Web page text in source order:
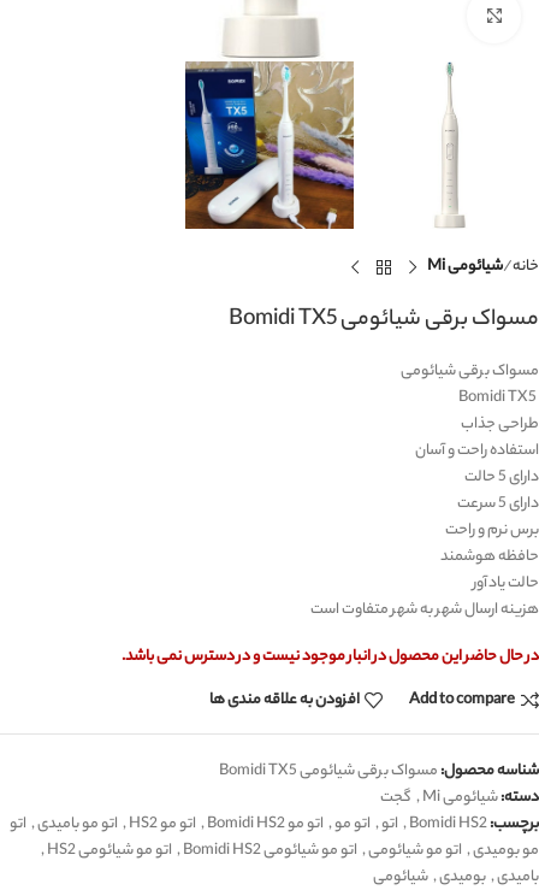
خانه شیائومی Mi
مسواک برقی شیائومی Bomidi TX5
مسواک برقی شیائومی
طراحی جذاب
استفاده راحت و آسان
دارای 5 حالت
دارای 5 سرعت
برس نرم و راحت
حافظه هوشمند
حالت یادآور
هزینه ارسال شهر به شهر متفاوت است
در حال حاضر این محصول در انبار موجود نیست و در دسترس نمی باشد.
Add to compare
افزودن به علاقه مندی ها
شناسه محصول:مسواک برقی شیائومی Bomidi TX5
دسته:شیائومی Mi , گجت
برچسب:Bomidi HS2
, اتو, اتو مو, اتو مو Bomidi HS2 , اتو مو HS2 , اتو مو بامیدی, اتو
مو بومیدی, اتو مو شیائومی, اتو مو شیائومی Bomidi HS2 , اتو مو شیائومی HS2
,
بامیدی,بومیدی,شیائومی